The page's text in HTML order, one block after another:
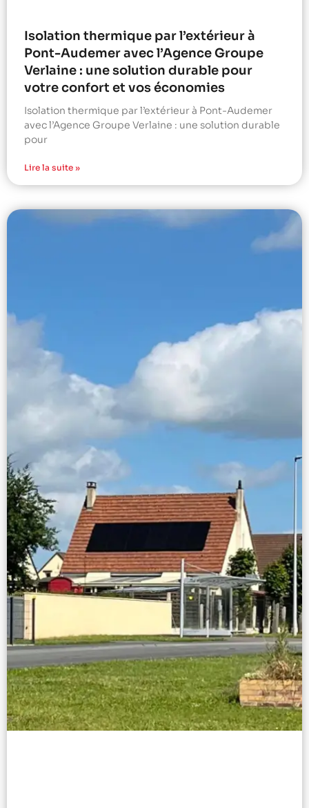
Isolation thermique par l’extérieur à
Pont-Audemer avec l’Agence Groupe
Verlaine : une solution durable pour
votre confort et vos économies
Isolation thermique par l’extérieur à Pont-Audemer
avec l’Agence Groupe Verlaine : une solution durable
pour
Lire la suite »